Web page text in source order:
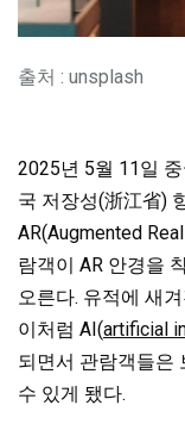
출처 : unsplash
2025년 5월 11일
국 저장성(浙江省)
AR(Augmented
람객이 AR 안경을
오른다. 유적에 새
이처럼 AI(artificial
되면서 관람객들은
수 있게 됐다.